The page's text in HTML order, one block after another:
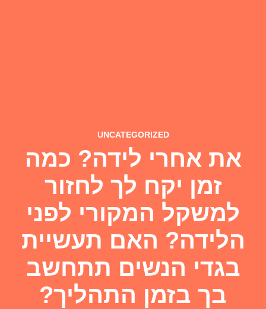
UNCATEGORIZED
את אחרי לידה? כמה
זמן יקח לך לחזור
למשקל המקורי לפני
הלידה? האם תעשיית
בגדי הנשים תתחשב
בך בזמן התהליך?